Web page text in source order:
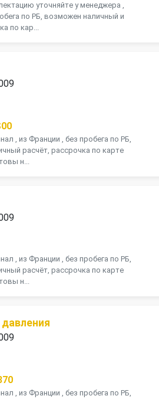
уточняйте у менеджера ,
по РБ, возможен наличный и
по кар...
, из Франции , без пробега по РБ,
расчёт, рассрочка по карте
н...
, из Франции , без пробега по РБ,
расчёт, рассрочка по карте
н...
, из Франции , без пробега по РБ,